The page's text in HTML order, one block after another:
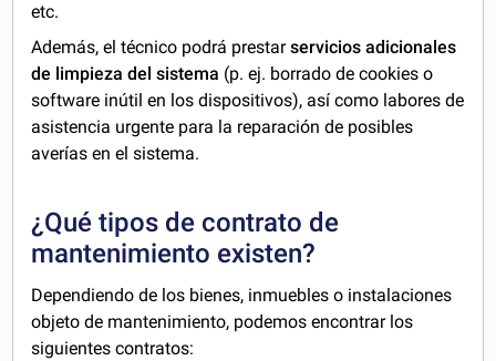
etc.
Además, el técnico podrá prestarservicios adicionales
de limpieza del sistema (p. ej. borrado de cookies o
software inútil en los dispositivos), así como labores de
asistencia urgente para la reparación de posibles
averías en el sistema.
¿Qué tipos de contrato de
mantenimiento existen?
Dependiendo de los bienes, inmuebles o instalaciones
objeto de mantenimiento, podemos encontrar los
siguientes contratos: